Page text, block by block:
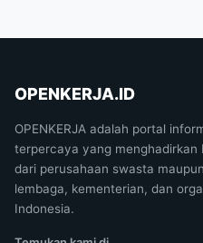
OPENKERJA.ID
OPENKERJA adalah portal
terpercaya yang menghadirkan
dari perusahaan swasta
lembaga, kementerian, dan
Indonesia.